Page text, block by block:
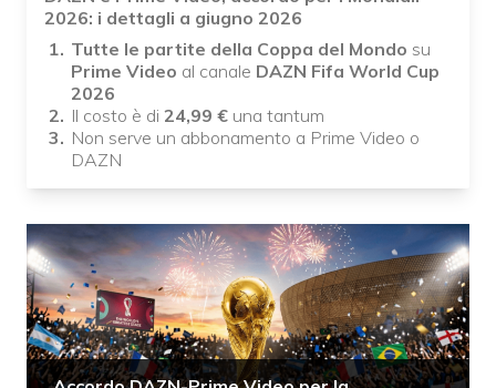
2026: i dettagli a giugno 2026
Tutte le partite della Coppa del Mondo su
Prime Video al canale DAZN Fifa World Cup
2026
Il costo è di 24,99 € una tantum
Non serve un abbonamento a Prime Video o
DAZN